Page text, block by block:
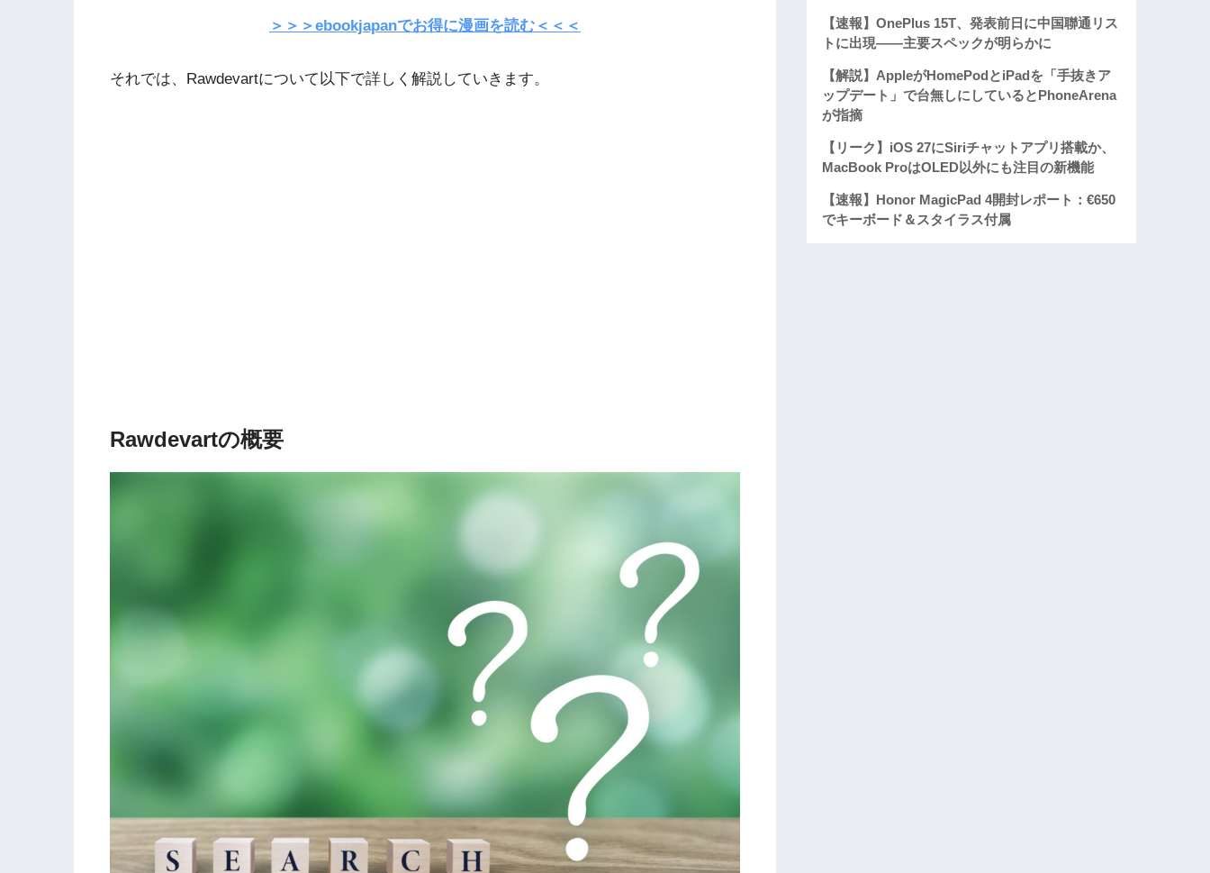
＞＞＞ebookjapanでお得に漫画を読む＜＜＜
それでは、Rawdevartについて以下で詳しく解説していきます。
Rawdevartの概要
【速報】OnePlus 15T、発表前日に中国聯通リス
トに出現——主要スペックが明らかに
【解説】AppleがHomePodとiPadを「手抜きア
ップデート」で台無しにしているとPhoneArena
が指摘
【リーク】iOS 27にSiriチャットアプリ搭載か、
MacBook ProはOLED以外にも注目の新機能
【速報】Honor MagicPad 4開封レポート：€650
でキーボード＆スタイラス付属